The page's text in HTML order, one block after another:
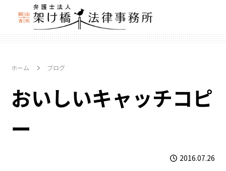
ホーム ブログ
おいしいキャッチコピ
ー
2016.07.26